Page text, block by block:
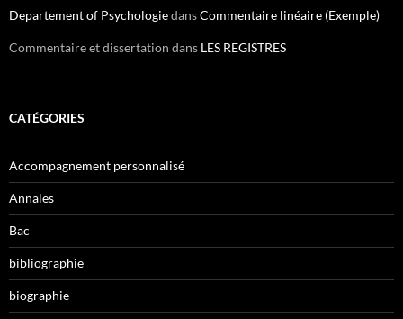
Departement of PsychologiedansCommentaire linéaire (Exemple)
Commentaire et dissertation dans LES REGISTRES
CATÉGORIES
Accompagnement personnalisé
Annales
Bac
bibliographie
biographie